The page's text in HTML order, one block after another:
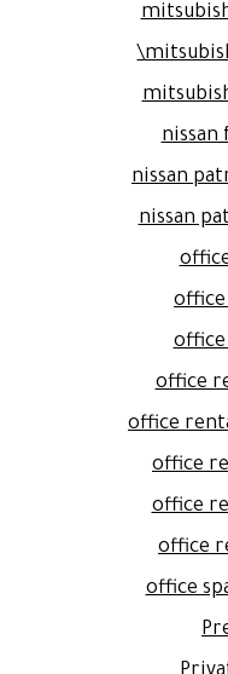
nissan
nissan
nissan
office
office
office
office
office
office
office